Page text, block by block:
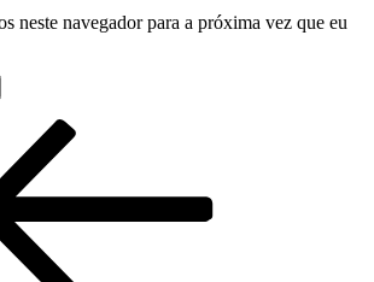
neste navegador para a próxima vez que eu